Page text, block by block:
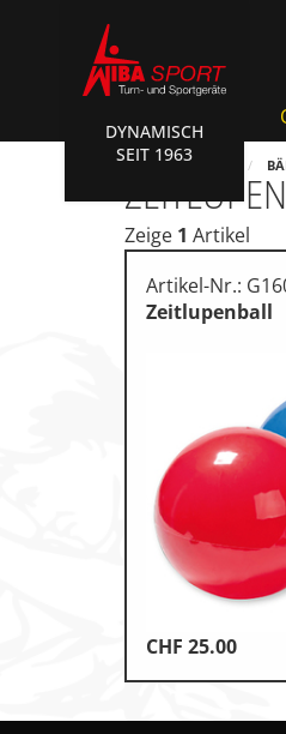
DYNAMISCH
SEIT 1963
HOME
Zeige 1 Artikel
Artikel-Nr.:
Zeitlupenball
CHF 25.00